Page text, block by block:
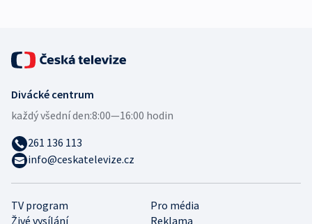
TV program
Pro média
Živé vysílání
Reklama
Divácké centrum
každý všední den:8:00—16:00 hodin
261 136 113
info@ceskatelevize.cz